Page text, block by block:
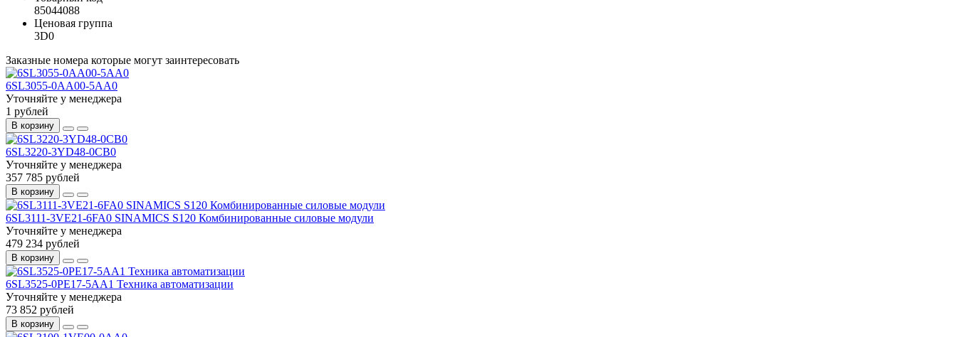
85044088
Ценовая группа
3D0
Заказные номера которые могут заинтересовать
6SL3055-0AA00-5AA0
Уточняйте у менеджера
1 рублей
В корзину
6SL3220-3YD48-0CB0
Уточняйте у менеджера
357 785 рублей
В корзину
6SL3111-3VE21-6FA0 SINAMICS S120 Комбинированные силовые модули
Уточняйте у менеджера
479 234 рублей
В корзину
6SL3525-0PE17-5AA1 Техника автоматизации
Уточняйте у менеджера
73 852 рублей
В корзину